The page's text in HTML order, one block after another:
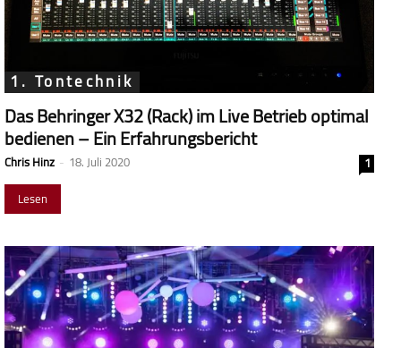
1. Tontechnik
Das Behringer X32 (Rack) im Live Betrieb optimal
bedienen – Ein Erfahrungsbericht
Chris Hinz - 18. Juli 2020
1
Lesen